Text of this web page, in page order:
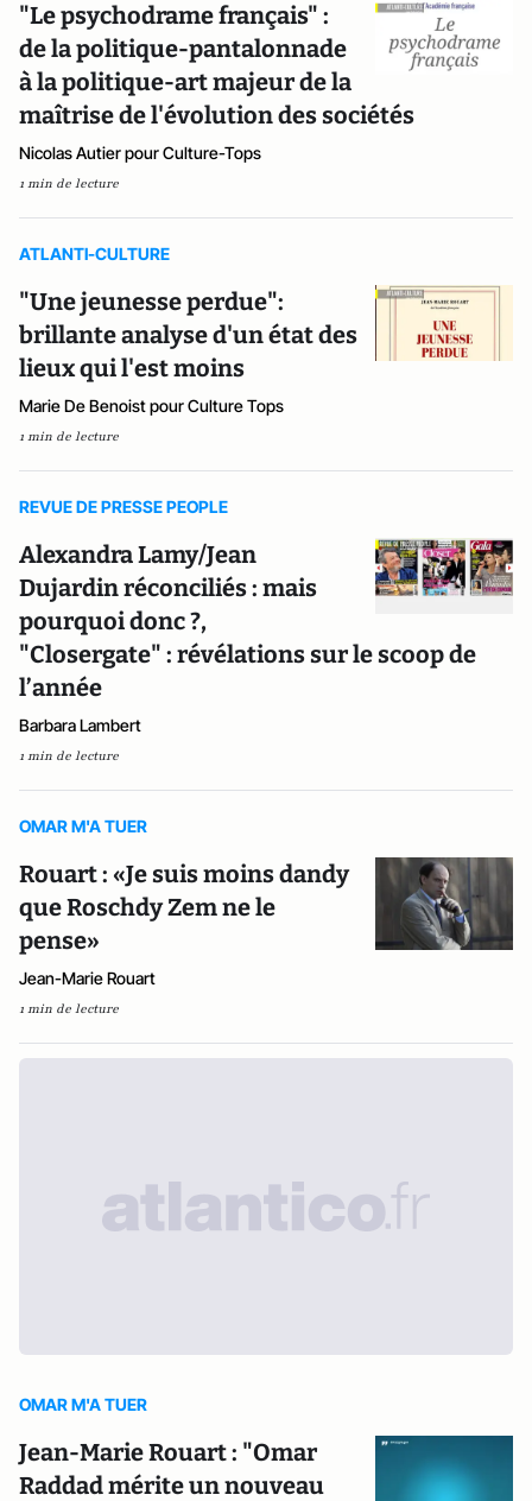
"Le psychodrame français" :
de la politique-pantalonnade
à la politique-art majeur de la
maîtrise de l'évolution des sociétés
Nicolas Autier pour Culture-Tops
1 min de lecture
ATLANTI-CULTURE
"Une jeunesse perdue":
brillante analyse d'un état des
lieux qui l'est moins
Marie De Benoist pour Culture Tops
1 min de lecture
REVUE DE PRESSE PEOPLE
Alexandra Lamy/Jean
Dujardin réconciliés : mais
pourquoi donc ?,
"Closergate" : révélations sur le scoop de
l’année
Barbara Lambert
1 min de lecture
OMAR M'A TUER
Rouart : «Je suis moins dandy
que Roschdy Zem ne le
pense»
Jean-Marie Rouart
1 min de lecture
OMAR M'A TUER
Jean-Marie Rouart : "Omar
Raddad mérite un nouveau